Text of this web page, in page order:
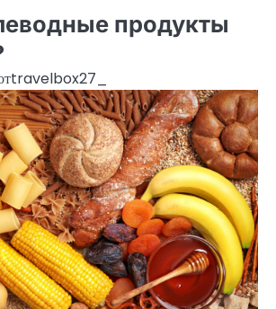
продукты
travelbox27_